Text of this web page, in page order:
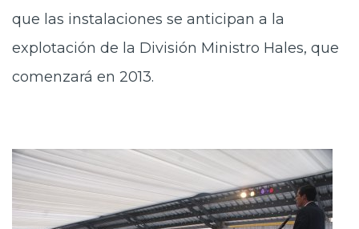
que las instalaciones se anticipan a la
explotación de la División Ministro Hales, que
comenzará en 2013.